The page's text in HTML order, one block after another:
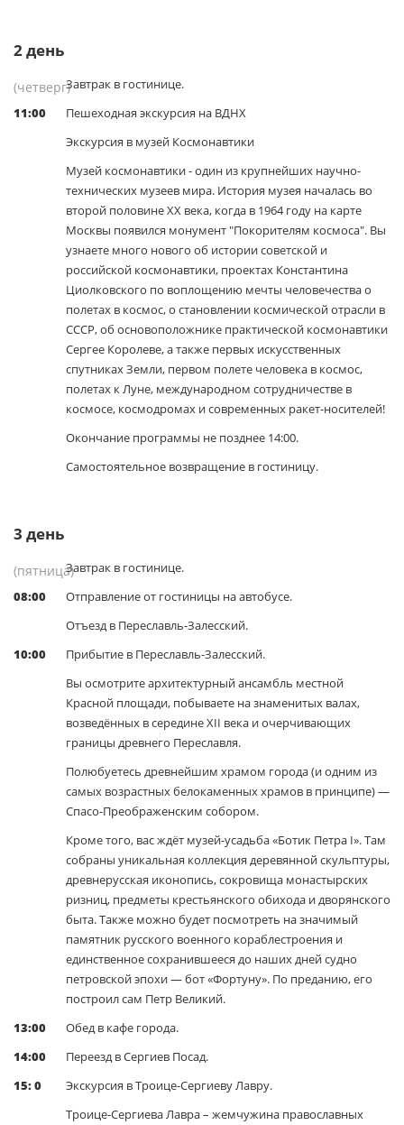
2день
(четверг)Завтрак в гостинице.
11:00
Пешеходная экскурсия на ВДНХ
Экскурсия в музей Космонавтики
Музей космонавтики - один из крупнейших научно-
технических музеев мира. История музея началась во
второй половине XX века, когда в 1964 году на карте
Москвы появился монумент "Покорителям космоса". Вы
узнаете много нового об истории советской и
российской космонавтики, проектах Константина
Циолковского по воплощению мечты человечества о
полетах в космос, о становлении космической отрасли в
СССР, об основоположнике практической космонавтики
Сергее Королеве, а также первых искусственных
спутниках Земли, первом полете человека в космос,
полетах к Луне, международном сотрудничестве в
космосе, космодромах и современных ракет-носителей!
Окончание программы не позднее 14:00.
Самостоятельное возвращение в гостиницу.
3 день
(пятница)Завтрак в гостинице.
08:00
Отправление от гостиницы на автобусе.
Отъезд в Переславль-Залесский.
10:00
Прибытие в Переславль-Залесский.
Вы осмотрите архитектурный ансамбль местной
Красной площади, побываете на знаменитых валах,
возведённых в середине XII века и очерчивающих
границы древнего Переславля.
Полюбуетесь древнейшим храмом города (и одним из
самых возрастных белокаменных храмов в принципе) —
Спасо-Преображенским собором.
Кроме того, вас ждёт музей-усадьба «Ботик Петра I». Там
собраны уникальная коллекция деревянной скульптуры,
древнерусская иконопись, сокровища монастырских
ризниц, предметы крестьянского обихода и дворянского
быта. Также можно будет посмотреть на значимый
памятник русского военного кораблестроения и
единственное сохранившееся до наших дней судно
петровской эпохи — бот «Фортуну». По преданию, его
построил сам Петр Великий.
13:00
Обед в кафе города.
14:00
Переезд в Сергиев Посад.
15: 0
Экскурсия в Троице-Сергиеву Лавру.
Троице-Сергиева Лавра – жемчужина православных